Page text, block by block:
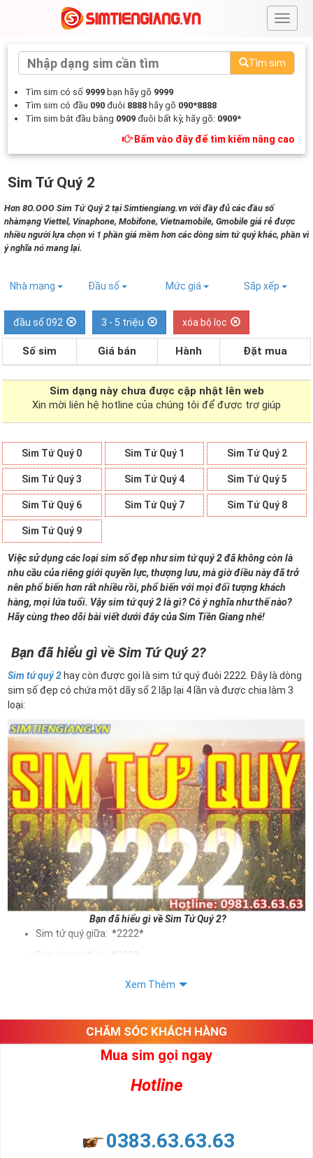
#
Tìm sim
Tìm sim có số 9999 bạn hãy gõ 9999
Tìm sim có đầu 090 đuôi 8888 hãy gõ 090*8888
Tìm sim bắt đầu bằng 0909 đuôi bất kỳ, hãy gõ: 0909*
Bấm vào đây để tìm kiếm nâng cao
Sim Tứ Quý 2
Hơn 8O.OOO Sim Tứ Quý 2 tại Simtiengiang.vn với đầy đủ các đầu số
nhàmạng Viettel, Vinaphone, Mobifone, Vietnamobile, Gmobile giá rẻ được
nhiều người lựa chọn vì 1 phần giá mềm hơn các dòng sim tứ quý khác, phần vì
ý nghĩa nó mang lại.
Nhà mạng Đầu số Mức giá Sắp xếp
đầu số 092 3 - 5 triệu xóa bộ lọc
Số sim Giá bán Hành Đặt mua
Sim dạng này chưa được cập nhật lên web
Xin mời liên hệ hotline của chúng tôi để được trợ giúp
Sim Tứ Quý 0 Sim Tứ Quý 1 Sim Tứ Quý 2
Sim Tứ Quý 3 Sim Tứ Quý 4 Sim Tứ Quý 5
Sim Tứ Quý 6 Sim Tứ Quý 7 Sim Tứ Quý 8
Sim Tứ Quý 9
Việc sử dụng các loại sim số đẹp như sim tứ quý 2 đã không còn là
nhu cầu của riêng giới quyền lực, thượng lưu, mà giờ điều này đã trở
nên phổ biến hơn rất nhiều rồi, phổ biến với mọi đối tượng khách
hàng, mọi lứa tuổi. Vậy sim tứ quý 2 là gì? Có ý nghĩa như thế nào?
Hãy cùng theo dõi bài viết dưới đây của Sim Tiền Giang nhé!
Bạn đã hiểu gì về Sim Tứ Quý 2?
Sim tứ quý 2 hay còn được gọi là sim tứ quý đuôi 2222. Đây là dòng
sim số đẹp có chứa một dãy số 2 lặp lại 4 lần và được chia làm 3
loại:
Bạn đã hiểu gì về Sim Tứ Quý 2?
Sim tứ quý giữa: *2222*
Sim tứ quý đuôi: *2222
như sự sắp xếp của các con số trong sim.
Ý nghĩa sim tứ quý 2
nhiều thành công, thăng tiến hơn.
Xem Thêm
CHĂM SÓC KHÁCH HÀNG
Mua sim gọi ngay
Hotline
0383.63.63.63